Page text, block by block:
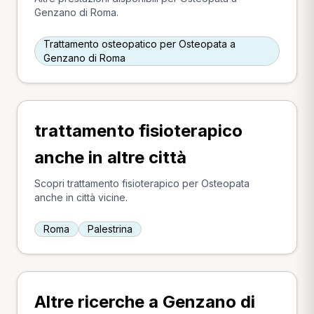
Genzano di Roma.
Trattamento osteopatico per Osteopata a
Genzano di Roma
trattamento fisioterapico
anche in altre città
Scopri trattamento fisioterapico per Osteopata
anche in città vicine.
Roma Palestrina
Altre ricerche a Genzano di